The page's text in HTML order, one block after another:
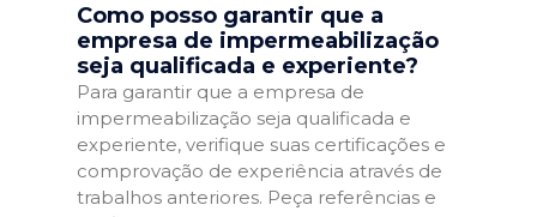
Como posso garantir que a
empresa de impermeabilização
seja qualificada e experiente?
Para garantir que a empresa de
impermeabilização seja qualificada e
experiente, verifique suas certificações e
comprovação de experiência através de
trabalhos anteriores. Peça referências e